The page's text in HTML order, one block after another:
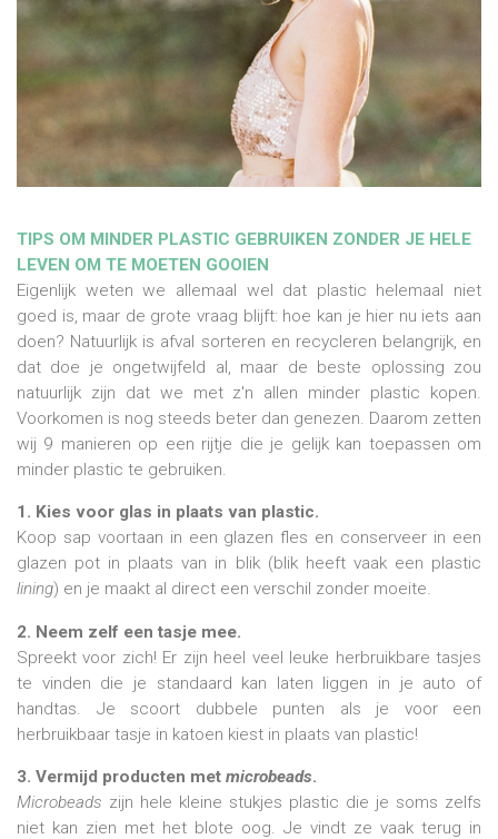
TIPS OM MINDER PLASTIC GEBRUIKEN ZONDER JE HELE
LEVEN OM TE MOETEN GOOIEN
Eigenlijk weten we allemaal wel dat plastic helemaal niet
goed is, maar de grote vraag blijft: hoe kan je hier nu iets aan
doen? Natuurlijk is afval sorteren en recycleren belangrijk, en
dat doe je ongetwijfeld al, maar de beste oplossing zou
natuurlijk zijn dat we met z'n allen minder plastic kopen.
Voorkomen is nog steeds beter dan genezen. Daarom zetten
wij 9 manieren op een rijtje die je gelijk kan toepassen om
minder plastic te gebruiken.
1. Kies voor glas in plaats van plastic.
Koop sap voortaan in een glazen fles en conserveer in een
glazen pot in plaats van in blik (blik heeft vaak een plastic
lining) en je maakt al direct een verschil zonder moeite.
2. Neem zelf een tasje mee.
Spreekt voor zich! Er zijn heel veel leuke herbruikbare tasjes
te vinden die je standaard kan laten liggen in je auto of
handtas. Je scoort dubbele punten als je voor een
herbruikbaar tasje in katoen kiest in plaats van plastic!
3. Vermijd producten met microbeads.
Microbeads zijn hele kleine stukjes plastic die je soms zelfs
niet kan zien met het blote oog. Je vindt ze vaak terug in